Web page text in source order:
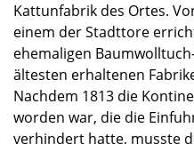
Kattun­fa­brik des Ortes.
einem der Stadt­tore
ehema­li­gen
ältes­ten erhal­te­nen
Nachdem 1813 die
worden war, die die
verhin­dert hatte, musste